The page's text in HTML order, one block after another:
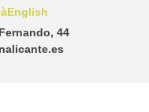
44
English